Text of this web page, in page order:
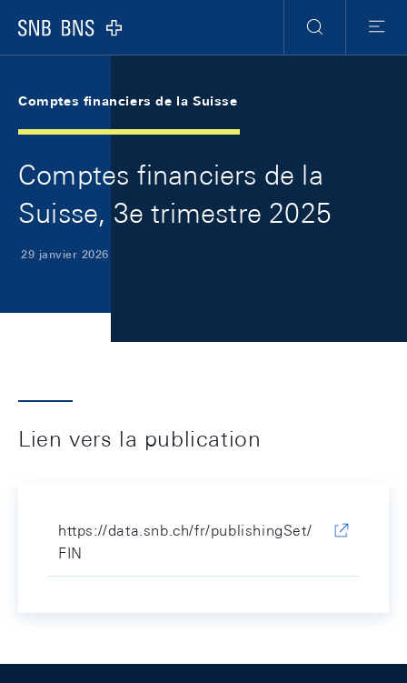
Logo
RechercheMenu
Comptes financiers de la Suisse
Comptes financiers de la
Suisse, 3e trimestre 2025
29 janvier 2026
Lien vers la publication
https://data.snb.ch/fr/publishingSet/
FIN